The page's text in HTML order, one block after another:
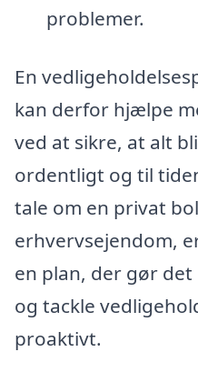
problemer.
En
kan derfor hjælpe
ved at sikre, at alt
ordentligt og til
tale om en privat
erhvervsejendom,
en plan, der gør
og tackle
proaktivt.